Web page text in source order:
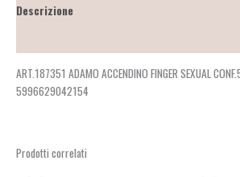
Descrizione
ART.187351 ADAMO ACCENDINO FINGER SEXUAL
5996629042154
Prodotti correlati